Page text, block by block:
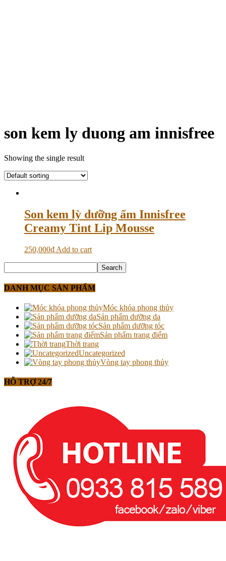
son kem ly duong am innisfree
Showing the single result
Son kem lỳ dưỡng ẩm Innisfree
Creamy Tint Lip Mousse
250,000₫ Add to cart
DANH MỤC SẢN PHẨM
Móc khóa phong thủy
Sản phẩm dưỡng da
Sản phẩm dưỡng tóc
Sản phẩm trang điểm
Thời trang
Uncategorized
Vòng tay phong thủy
HỖ TRỢ 24/7